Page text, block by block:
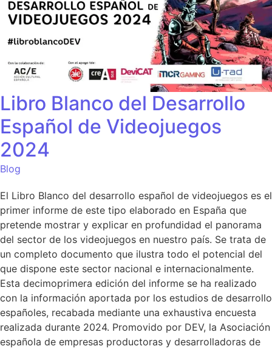
Libro Blanco del Desarrollo
Español de Videojuegos
2024
Blog
El Libro Blanco del desarrollo español de videojuegos es el
primer informe de este tipo elaborado en España que
pretende mostrar y explicar en profundidad el panorama
del sector de los videojuegos en nuestro país. Se trata de
un completo documento que ilustra todo el potencial del
que dispone este sector nacional e internacionalmente.
Esta decimoprimera edición del informe se ha realizado
con la información aportada por los estudios de desarrollo
españoles, recabada mediante una exhaustiva encuesta
realizada durante 2024. Promovido por DEV, la Asociación
española de empresas productoras y desarrolladoras de